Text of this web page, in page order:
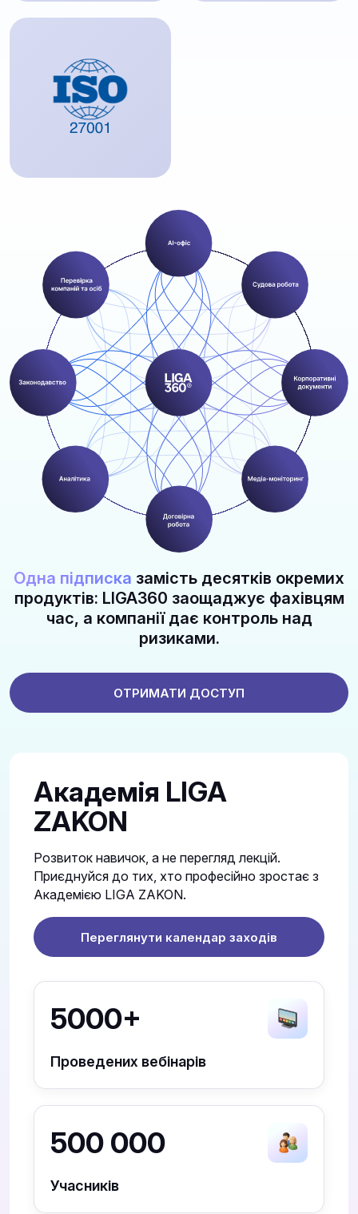
Одна підписка замість десятків окремих
продуктів: LIGA360 заощаджує фахівцям
час, а компанії дає контроль над
ризиками.
ОТРИМАТИ ДОСТУП
Академія LIGA
ZAKON
Розвиток навичок, а не перегляд лекцій.
Приєднуйся до тих, хто професійно зростає з
Академією LIGA ZAKON.
Переглянути календар заходів
5000+
Проведених вебінарів
500 000
Учасників